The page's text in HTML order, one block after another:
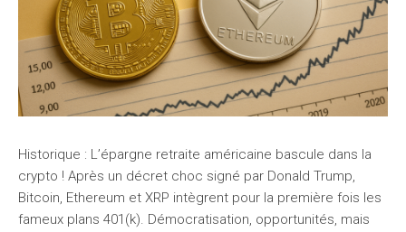
Historique : L’épargne retraite américaine bascule dans la
crypto ! Après un décret choc signé par Donald Trump,
Bitcoin, Ethereum et XRP intègrent pour la première fois les
fameux plans 401(k). Démocratisation, opportunités, mais